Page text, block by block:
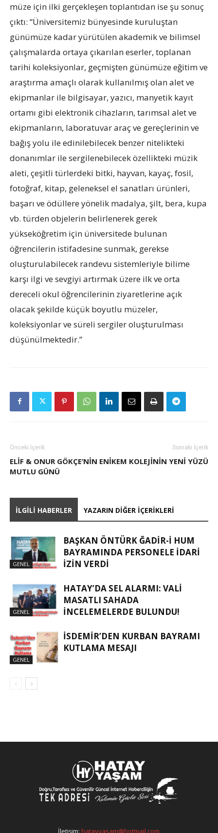
müze için ilki gerçekleşen toplantıdan ise şu sonuç
çıktı: “Üniversitemiz bünyesinde kuruluştan
günümüze kadar yürütülen akademik ve bilimsel
çalışmalarda ortaya çıkarılan eserler, toplanan
tarihi koleksiyonlar, geçmişten günümüze eğitim ve
araştırma amaçlı olarak kullanılmış olan alet ve
ekipmanlar ile bilgisayar, yazıcı, manyetik kayıt
ortamı gibi elektronik cihazların, tarımsal alet ve
ekipmanların, laboratuvar araç ve gereçlerinin ve
bağış yolu ile edinilebilecek benzer nitelikteki
donanımlar ile sergilenebilecek özellikteki müzik
aleti, çeşitli türlerdeki bitki, hayvan, kayaç, fosil,
fotoğraf, kitap, geleneksel el sanatları ürünleri,
başarı ve ödüllere yönelik madalya, şilt, bera, kupa
vb. türden objelerin belirlenerek gerek
yükseköğretim için üniversitede bulunan
öğrencilerin istifadesine sunmak, gerekse
oluşturulabilecek randevu sistemleriyle bilime
karşı ilgi ve sevgiyi artırmak üzere ilk ve orta
dereceli okul öğrencilerinin ziyaretlerine açık
olacak şekilde küçük boyutlu müzeler,
koleksiyonlar ve süreli sergiler oluşturulması
düşünülmektedir.”
Önceki İçerik
ELIF & ONUR GÖKÇE’NIN EN
MUTLU GÜNÜ
Sonraki İçerik
İKEM KOLEJİNİN YENİ YÜZÜ
İLGILI HABERLER YAZARIN DIĞER İÇERIKLERI
GENEL
BAŞKAN ÖNTÜRK ĞADIR-İ HUM
BAYRAMINDA PERSONELE İDARI
İZIN VERDI
GENEL
HATAY’DA SEL ALARMI: VALI
MASATLI SAHADA
İNCELEMELERDE BULUNDU!
GENEL
İSDEMIR’DEN KURBAN BAYRAMI
KUTLAMA MESAJI